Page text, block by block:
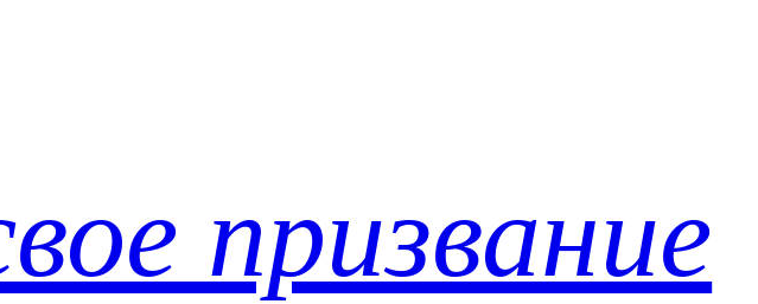
призвание